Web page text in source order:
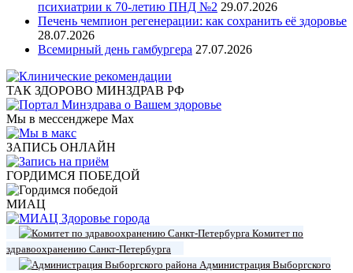
психиатрии к 70-летию ПНД №2 29.07.2026
Печень чемпион регенерации: как сохранить её здоровье
28.07.2026
Всемирный день гамбургера 27.07.2026
ТАК ЗДОРОВО МИНЗДРАВ РФ
Мы в мессенджере Max
ЗАПИСЬ ОНЛАЙН
ГОРДИМСЯ ПОБЕДОЙ
МИАЦ
Комитет по
здравоохранению Санкт-Петербурга
Администрация Выборгского